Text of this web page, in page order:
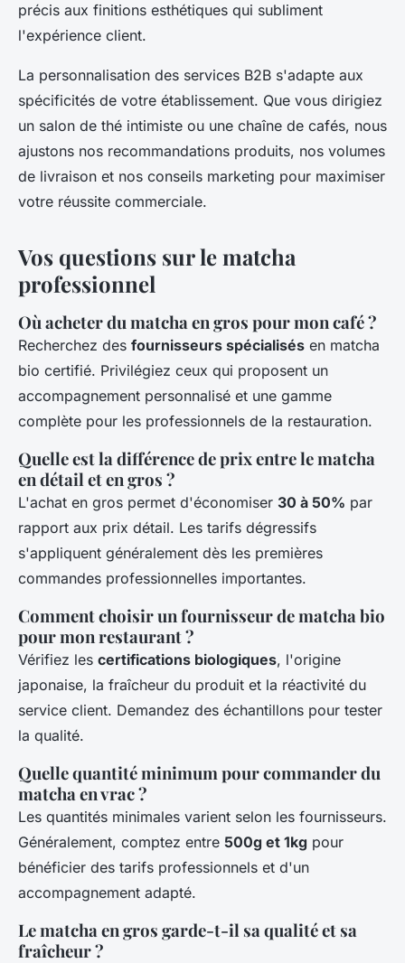
précis aux finitions esthétiques qui subliment
l'expérience client.
La personnalisation des services B2B s'adapte aux
spécificités de votre établissement. Que vous dirigiez
un salon de thé intimiste ou une chaîne de cafés, nous
ajustons nos recommandations produits, nos volumes
de livraison et nos conseils marketing pour maximiser
votre réussite commerciale.
Vos questions sur le matcha
professionnel
Où acheter du matcha en gros pour mon café ?
Recherchez des fournisseurs spécialisés en matcha
bio certifié. Privilégiez ceux qui proposent un
accompagnement personnalisé et une gamme
complète pour les professionnels de la restauration.
Quelle est la différence de prix entre le matcha
en détail et en gros ?
L'achat en gros permet d'économiser 30 à 50% par
rapport aux prix détail. Les tarifs dégressifs
s'appliquent généralement dès les premières
commandes professionnelles importantes.
Comment choisir un fournisseur de matcha bio
pour mon restaurant ?
Vérifiez les certifications biologiques, l'origine
japonaise, la fraîcheur du produit et la réactivité du
service client. Demandez des échantillons pour tester
la qualité.
Quelle quantité minimum pour commander du
matcha en vrac ?
Les quantités minimales varient selon les fournisseurs.
Généralement, comptez entre 500g et 1kg pour
bénéficier des tarifs professionnels et d'un
accompagnement adapté.
Le matcha en gros garde-t-il sa qualité et sa
fraîcheur ?